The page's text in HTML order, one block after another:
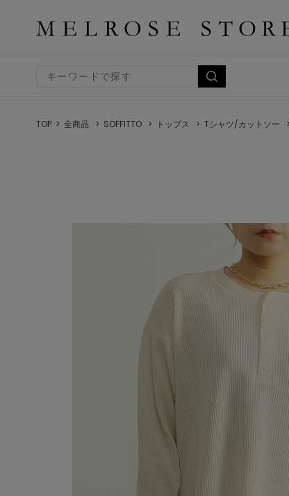
TOP 全商品 SOFFITTO トップス Tシャツ/カットソー